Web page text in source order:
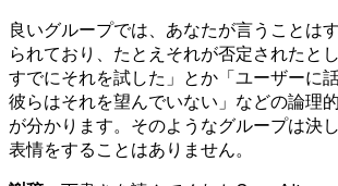
良いグループでは、あなたが言うことは
られており、たとえそれが否定されたと
すでにそれを試した」とか「ユーザーに
彼らはそれを望んでいない」などの論理
が分かります。そのようなグループは決
表情をすることはありません。